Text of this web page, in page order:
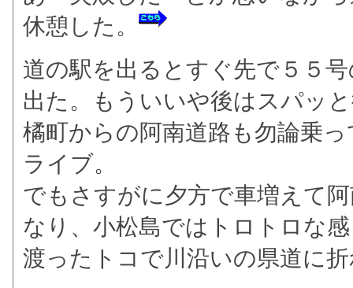
休憩した。
道の駅を出るとすぐ先で５５
出た。もういいや後はスパッ
橘町からの阿南道路も勿論乗
ライブ。
でもさすがに夕方で車増えて
なり、小松島ではトロトロな
渡ったトコで川沿いの県道に